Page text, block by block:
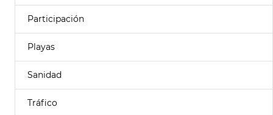
Participación
Playas
Sanidad
Tráfico